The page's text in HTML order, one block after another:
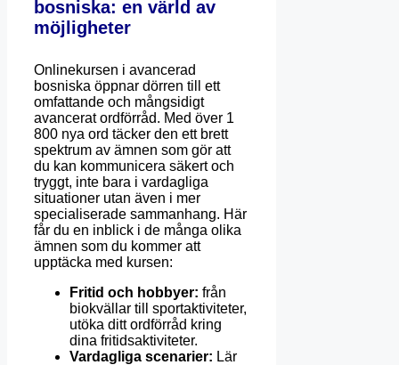
bosniska: en värld av
möjligheter
Onlinekursen i avancerad
bosniska öppnar dörren till ett
omfattande och mångsidigt
avancerat ordförråd. Med över 1
800 nya ord täcker den ett brett
spektrum av ämnen som gör att
du kan kommunicera säkert och
tryggt, inte bara i vardagliga
situationer utan även i mer
specialiserade sammanhang. Här
får du en inblick i de många olika
ämnen som du kommer att
upptäcka med kursen:
Fritid och hobbyer: från
biokvällar till sportaktiviteter,
utöka ditt ordförråd kring
dina fritidsaktiviteter.
Vardagliga scenarier: Lär